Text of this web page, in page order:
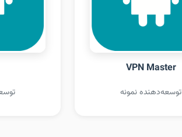
VPN Master
توسعه‌دهنده نمونه